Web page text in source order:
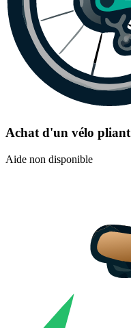
Achat d'un vélo pliant
Aide non disponible